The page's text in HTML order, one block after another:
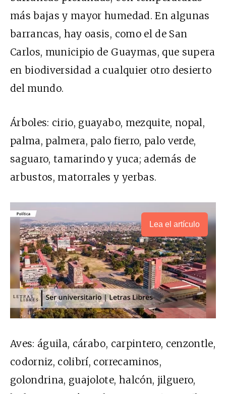
más bajas y mayor humedad. En algunas
barrancas, hay oasis, como el de San
Carlos, municipio de Guaymas, que supera
en biodiversidad a cualquier otro desierto
del mundo.
Árboles: cirio, guayabo, mezquite, nopal,
palma, palmera, palo fierro, palo verde,
saguaro, tamarindo y yuca; además de
arbustos, matorrales y yerbas.
Lea el artículo
Aves: águila, cárabo, carpintero, cenzontle,
codorniz, colibrí, correcaminos,
golondrina, guajolote, halcón, jilguero,